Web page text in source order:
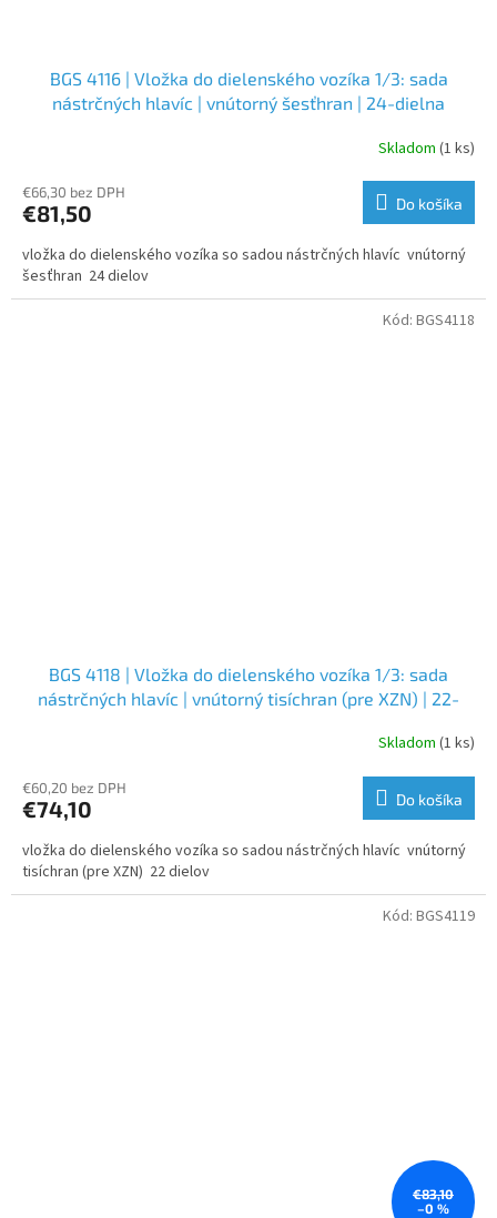
BGS 4116 | Vložka do dielenského vozíka 1/3: sada
nástrčných hlavíc | vnútorný šesťhran | 24-dielna
Skladom (1 ks)
€66,30 bez DPH
€81,50 Do košíka
vložka do dielenského vozíka so sadou nástrčných hlavíc vnútorný
šesťhran 24 dielov
BGS 4118 | Vložka do dielenského vozíka 1/3: sada
nástrčných hlavíc | vnútorný tisíchran (pre XZN) | 22-
Skladom (1 ks)
€60,20 bez DPH
€74,10 Do košíka
vložka do dielenského vozíka so sadou nástrčných hlavíc vnútorný
tisíchran (pre XZN) 22 dielov
Kód: BGS4118
€83,10
–0 %
Kód: BGS4119